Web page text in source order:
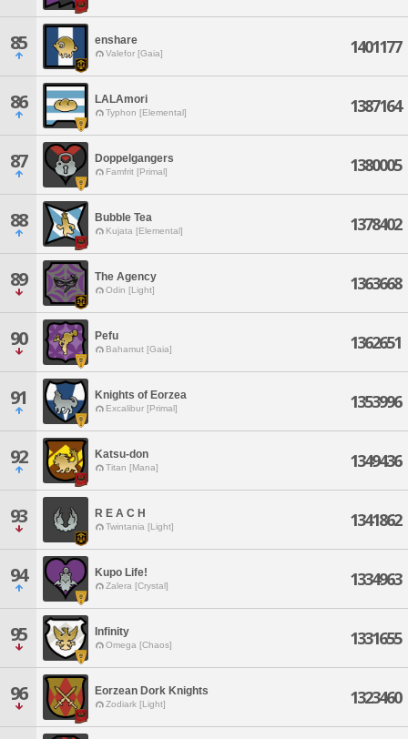
85 enshare
Valefor [Gaia] 1401177
86 LALAmori
Typhon [Elemental] 1387164
87 Doppelgangers
Famfrit [Primal] 1380005
88 Bubble Tea
Kujata [Elemental] 1378402
89 The Agency
Odin [Light] 1363668
90 Pefu
Bahamut [Gaia] 1362651
91 Knights of Eorzea
Excalibur [Primal] 1353996
92 Katsu-don
Titan [Mana] 1349436
93 R E A C H
Twintania [Light] 1341862
94 Kupo Life!
Zalera [Crystal] 1334963
95 Infinity
Omega [Chaos] 1331655
96 Eorzean Dork Knights
Zodiark [Light] 1323460